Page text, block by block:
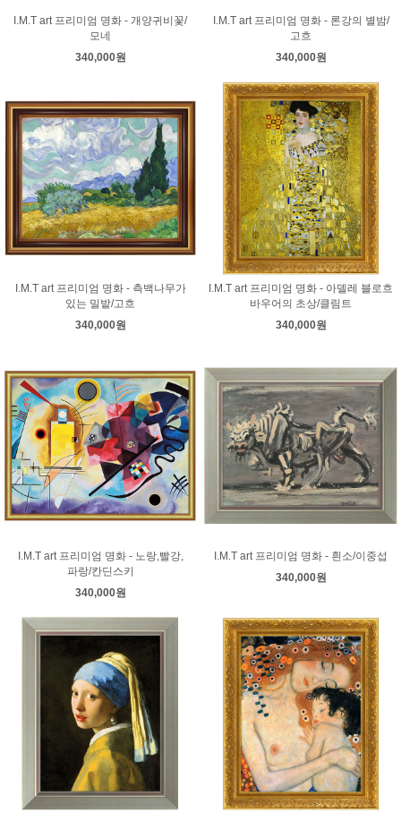
I.M.T art 프리미엄 명화 - 개양귀비꽃/
모네
340,000원
I.M.T art 프리미엄 명화 - 론강의 별밤/
고흐
340,000원
I.M.T art 프리미엄 명화 - 측백나무가
있는 밀밭/고흐
340,000원
I.M.T art 프리미엄 명화 - 아델레 블로흐
바우어의 초상/클림트
340,000원
I.M.T art 프리미엄 명화 - 노랑,빨강,
파랑/칸딘스키
340,000원
I.M.T art 프리미엄 명화 - 흰소/이중섭
340,000원